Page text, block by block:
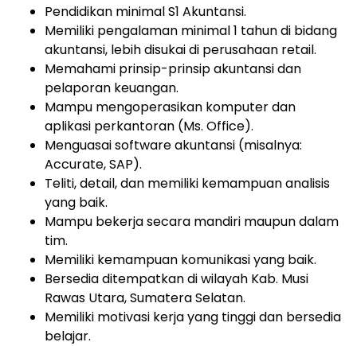
Pendidikan minimal S1 Akuntansi.
Memiliki pengalaman minimal 1 tahun di bidang
akuntansi, lebih disukai di perusahaan retail.
Memahami prinsip-prinsip akuntansi dan
pelaporan keuangan.
Mampu mengoperasikan komputer dan
aplikasi perkantoran (Ms. Office).
Menguasai software akuntansi (misalnya:
Accurate, SAP).
Teliti, detail, dan memiliki kemampuan analisis
yang baik.
Mampu bekerja secara mandiri maupun dalam
tim.
Memiliki kemampuan komunikasi yang baik.
Bersedia ditempatkan di wilayah Kab. Musi
Rawas Utara, Sumatera Selatan.
Memiliki motivasi kerja yang tinggi dan bersedia
belajar.